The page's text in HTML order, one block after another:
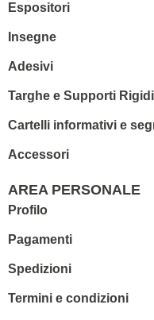
Espositori
Insegne
Adesivi
Targhe e Supporti Rigidi
Cartelli informativi e
Accessori
AREA PERSONALE
Profilo
Pagamenti
Spedizioni
Termini e condizioni